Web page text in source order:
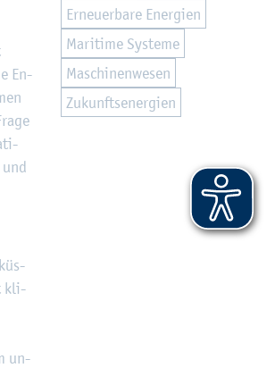
En­
kli­
un­
Er­neu­er­ba­re En­er­gi­en
Ma­ri­ti­me Sys­te­me
Ma­schi­nen­we­sen
Zu­kunfts­en­er­gi­en